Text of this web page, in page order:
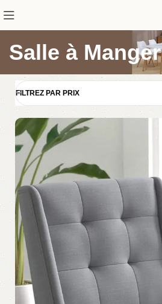
Salle à Manger
FILTREZ PAR PRIX